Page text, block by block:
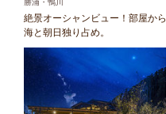
絶景オーシャンビュー！部屋から
海と朝日独り占め。